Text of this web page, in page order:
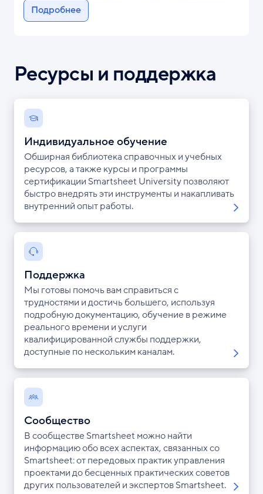
Подробнее
Ресурсы и поддержка
Индивидуальное обучение
Обширная библиотека справочных и учебных
ресурсов, а также курсы и программы
сертификации Smartsheet University позволяют
быстро внедрять эти инструменты и накапливать
внутренний опыт работы.
Поддержка
Мы готовы помочь вам справиться с
трудностями и достичь большего, используя
подробную документацию, обучение в режиме
реального времени и услуги
квалифицированной службы поддержки,
доступные по нескольким каналам.
Сообщество
В сообществе Smartsheet можно найти
информацию обо всех аспектах, связанных со
Smartsheet: от передовых практик управления
проектами до бесценных практических советов
других пользователей и экспертов Smartsheet.